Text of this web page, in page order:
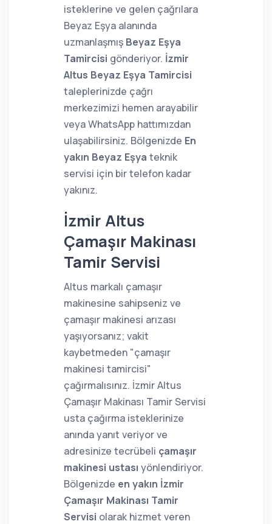
isteklerine ve gelen çağrılara
Beyaz Eşya alanında
uzmanlaşmış Beyaz Eşya
Tamircisi gönderiyor. İzmir
Altus Beyaz Eşya Tamircisi
taleplerinizde çağrı
merkezimizi hemen arayabilir
veya WhatsApp hattımızdan
ulaşabilirsiniz. Bölgenizde En
yakın Beyaz Eşya teknik
servisi için bir telefon kadar
yakınız.
İzmir Altus
Çamaşır Makinası
Tamir Servisi
Altus markalı çamaşır
makinesine sahipseniz ve
çamaşır makinesi arızası
yaşıyorsanız; vakit
kaybetmeden "çamaşır
makinesi tamircisi"
çağırmalısınız. İzmir Altus
Çamaşır Makinası Tamir Servisi
usta çağırma isteklerinize
anında yanıt veriyor ve
adresinize tecrübeli çamaşır
makinesi ustası yönlendiriyor.
Bölgenizde en yakın İzmir
Çamaşır Makinası Tamir
Servisi olarak hizmet veren